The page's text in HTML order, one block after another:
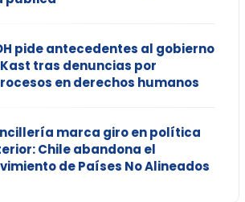
pide antecedentes al gobierno
tras denuncias por
en derechos humanos
marca giro en política
Chile abandona el
de Países No Alineados